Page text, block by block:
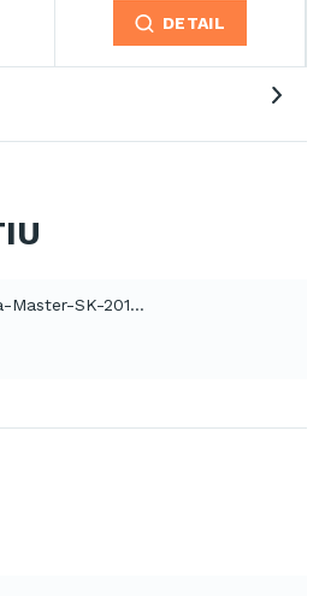
DETAIL
Katalog-topidla-Master-SK-2012 (PDF)